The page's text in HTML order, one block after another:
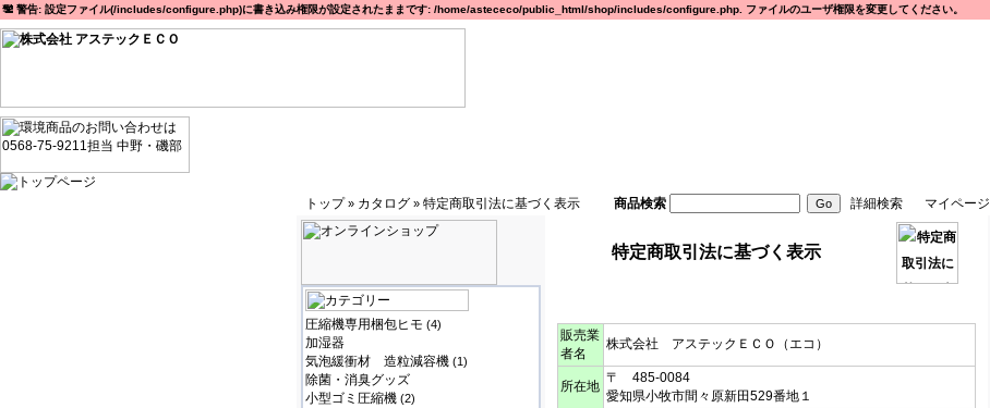
警告: 設定ファイル(/includes/configure.php)に書き込み権限が設定されたままです: /home/astececo/public_html/shop/includes/configure.php. ファイルのユーザ権限を変更してください。
トップ» カタログ » 特定商取引法に基づく表示 商品検索 詳細検索 マイページ
圧縮機専用梱包ヒモ (4)
加湿器
気泡緩衝材 造粒減容機 (1)
除菌・消臭グッズ
小型ゴミ圧縮機 (2)
特定商取引法に基づく表示
販売業
者名
株式会社 アステックＥＣＯ（エコ）
所在地
〒 485-0084
愛知県小牧市間々原新田529番地１